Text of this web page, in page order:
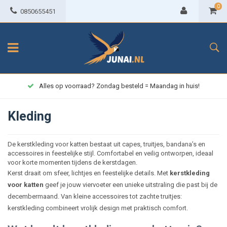
0850655451
0
Alles op voorraad? Zondag besteld = Maandag in huis!
Kleding
De kerstkleding voor katten bestaat uit capes, truitjes, bandana’s en
accessoires in feestelijke stijl. Comfortabel en veilig ontworpen, ideaal
voor korte momenten tijdens de kerstdagen.
Kerst draait om sfeer, lichtjes en feestelijke details. Met kerstkleding
voor katten geef je jouw viervoeter een unieke uitstraling die past bij de
decembermaand. Van kleine accessoires tot zachte truitjes:
kerstkleding combineert vrolijk design met praktisch comfort.